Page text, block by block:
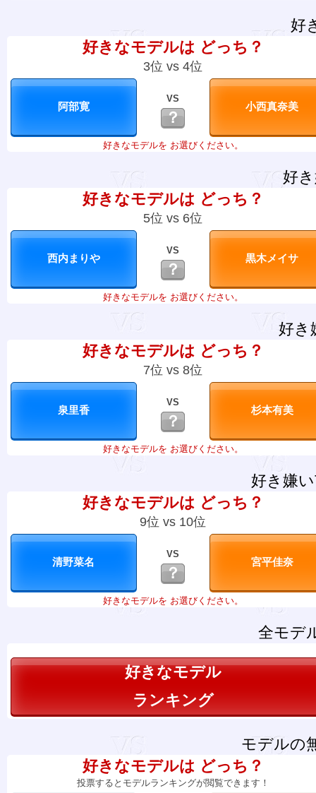
好
好きなモデルは どっち？
3位 vs 4位
VS
？
好きなモデルを お選びください。
好
好きなモデルは どっち？
5位 vs 6位
VS
？
好きなモデルを お選びください。
好き
好きなモデルは どっち？
7位 vs 8位
VS
？
好きなモデルを お選びください。
好き嫌
好きなモデルは どっち？
9位 vs 10位
VS
？
好きなモデルを お選びください。
全モデ
好きなモデル
ランキング
モデルの
好きなモデルは どっち？
投票するとモデルランキングが閲覧できます！